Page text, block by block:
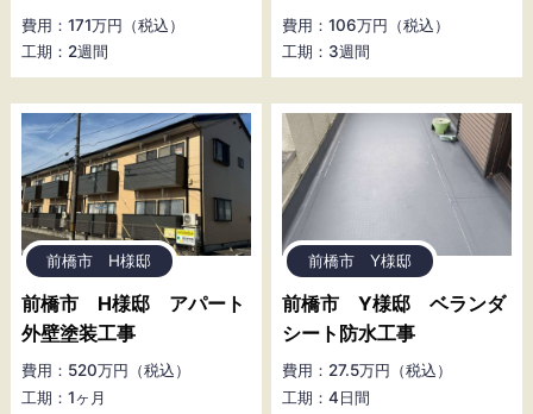
費用：171万円（税込）
工期：2週間
費用：106万円（税込）
工期：3週間
前橋市 H様邸
前橋市 H様邸 アパート
外壁塗装工事
費用：520万円（税込）
工期：1ヶ月
前橋市 Y様邸
前橋市 Y様邸 ベランダ
シート防水工事
費用：27.5万円（税込）
工期：4日間